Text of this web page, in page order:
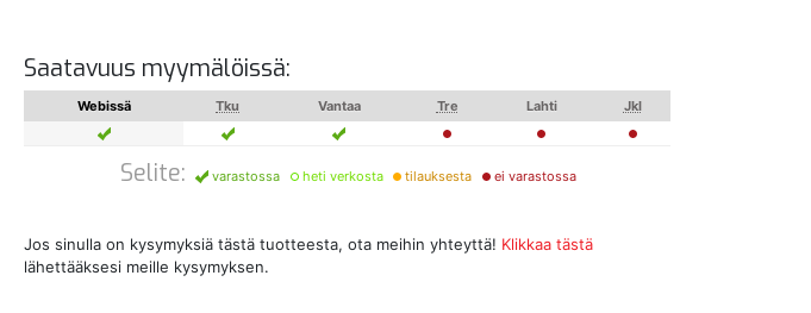
Saatavuus myymälöissä:
Webissä Tku Vantaa Tre Lahti Jkl
Selite: varastossa heti verkosta tilauksesta ei varastossa
Jos sinulla on kysymyksiä tästä tuotteesta, ota meihin yhteyttä! Klikkaa tästä
lähettääksesi meille kysymyksen.